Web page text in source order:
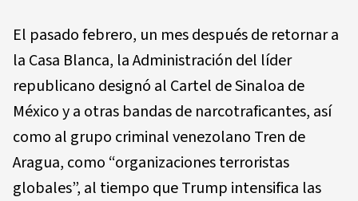
El pasado febrero, un mes después de retornar a
la Casa Blanca, la Administración del líder
republicano designó al Cartel de Sinaloa de
México y a otras bandas de narcotraficantes, así
como al grupo criminal venezolano Tren de
Aragua, como “organizaciones terroristas
globales”, al tiempo que Trump intensifica las